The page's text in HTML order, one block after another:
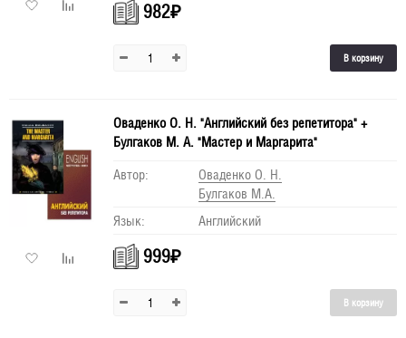
982₽
В корзину
Оваденко О. Н. "Английский без репетитора" +
Булгаков М. А. "Мастер и Маргарита"
Автор:
Оваденко О. Н.
Булгаков М.А.
Язык:
Английский
999₽
В корзину